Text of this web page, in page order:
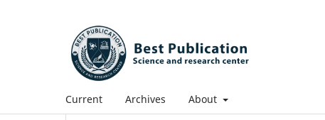
Current Archives About